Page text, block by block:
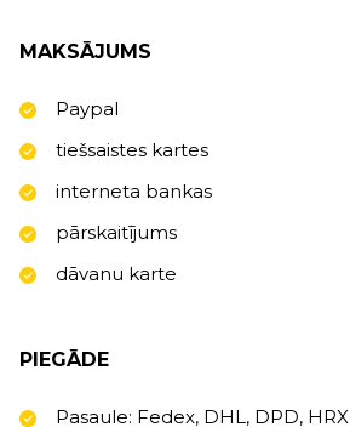
MAKSĀJUMS
Paypal
tiešsaistes kartes
interneta bankas
pārskaitījums
dāvanu karte
PIEGĀDE
Pasaule: Fedex, DHL, DPD, HRX